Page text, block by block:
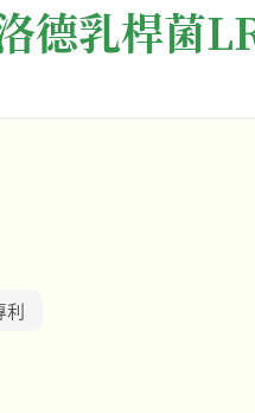
德乳桿菌
利